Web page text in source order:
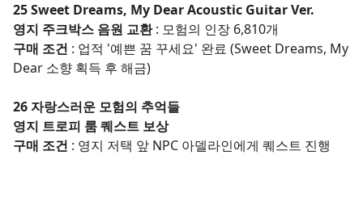
25 Sweet Dreams, My Dear Acoustic Guitar Ver.
영지 주크박스 음원 교환: 모험의 인장 6,810개
구매 조건 : 업적 '예쁜 꿈 꾸세요' 완료 (Sweet Dreams, My
Dear 소향 획득 후 해금)
26 자랑스러운 모험의 추억들
영지 트로피 룸 퀘스트 보상
구매 조건 : 영지 저택 앞 NPC 아델라인에게 퀘스트 진행